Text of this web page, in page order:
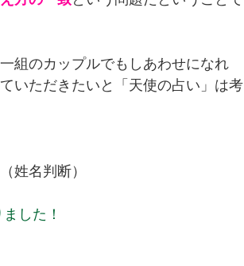
組のカップルでもしあわせになれ
いただきたいと「天使の占い」は考
（姓名判断）
した！